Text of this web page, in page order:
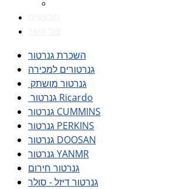
השכרת גנרטור
גנרטורים למכירה
גנרטור מושתק
גנרטור Ricardo
גנרטור CUMMINS
גנרטור PERKINS
גנרטור DOOSAN
גנרטור YANMR
גנרטור חירום
גנרטור דיזל - סולר